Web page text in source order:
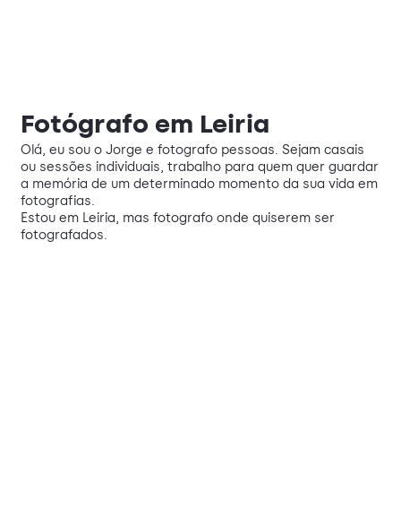
Fotógrafo em Leiria
Olá, eu sou o Jorge e fotografo pessoas. Sejam casais
ou sessões individuais, trabalho para quem quer guardar
a memória de um determinado momento da sua vida em
fotografias.
Estou em Leiria, mas fotografo onde quiserem ser
fotografados.